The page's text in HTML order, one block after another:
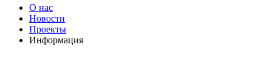
О нас
Новости
Проекты
Информация